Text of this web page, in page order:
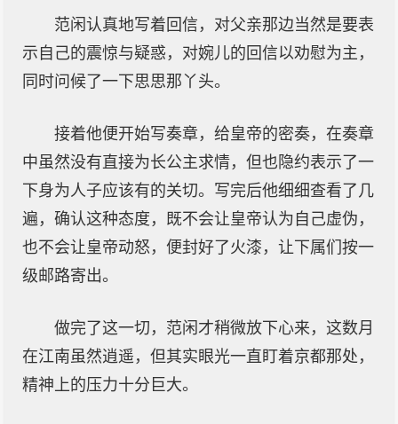
范闲认真地写着回信，对父亲那边当然是要表
示自己的震惊与疑惑，对婉儿的回信以劝慰为主，
同时问候了一下思思那丫头。
接着他便开始写奏章，给皇帝的密奏，在奏章
中虽然没有直接为长公主求情，但也隐约表示了一
下身为人子应该有的关切。写完后他细细查看了几
遍，确认这种态度，既不会让皇帝认为自己虚伪，
也不会让皇帝动怒，便封好了火漆，让下属们按一
级邮路寄出。
做完了这一切，范闲才稍微放下心来，这数月
在江南虽然逍遥，但其实眼光一直盯着京都那处，
精神上的压力十分巨大。